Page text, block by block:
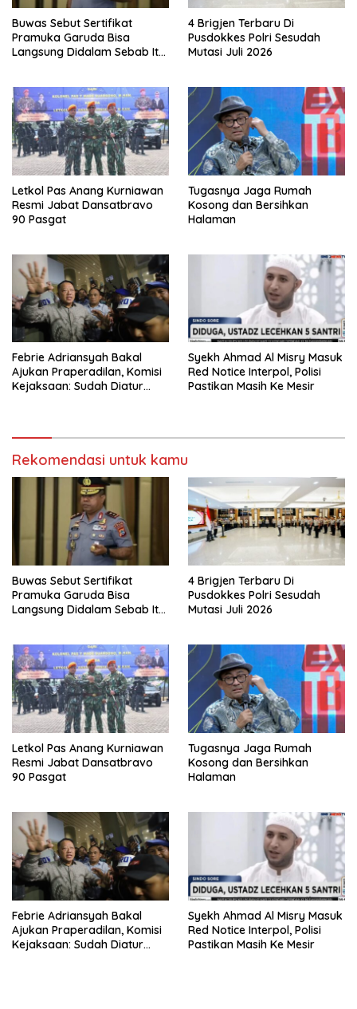
Buwas Sebut Sertifikat
Pramuka Garuda Bisa
Langsung Didalam Sebab Itu
4 Brigjen Terbaru Di
Pusdokkes Polri Sesudah
Mutasi Juli 2026
Letkol Pas Anang Kurniawan
Resmi Jabat Dansatbravo
90 Pasgat
Tugasnya Jaga Rumah
Kosong dan Bersihkan
Halaman
Febrie Adriansyah Bakal
Ajukan Praperadilan, Komisi
Kejaksaan: Sudah Diatur
Syekh Ahmad Al Misry Masuk
Red Notice Interpol, Polisi
Pastikan Masih Ke Mesir
Rekomendasi untuk kamu
Buwas Sebut Sertifikat
Pramuka Garuda Bisa
Langsung Didalam Sebab Itu
4 Brigjen Terbaru Di
Pusdokkes Polri Sesudah
Mutasi Juli 2026
Letkol Pas Anang Kurniawan
Resmi Jabat Dansatbravo
90 Pasgat
Tugasnya Jaga Rumah
Kosong dan Bersihkan
Halaman
Febrie Adriansyah Bakal
Ajukan Praperadilan, Komisi
Kejaksaan: Sudah Diatur
Syekh Ahmad Al Misry Masuk
Red Notice Interpol, Polisi
Pastikan Masih Ke Mesir